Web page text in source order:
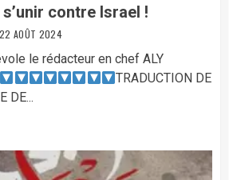
contre Israel !
22 AOÛT 2024
le rédacteur en chef ALY
TRADUCTION DE
DE...